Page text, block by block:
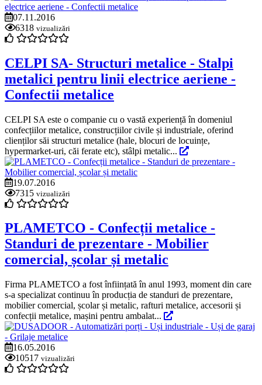
07.11.2016
6318 vizualizări
CELPI SA- Structuri metalice - Stalpi
metalici pentru linii electrice aeriene -
Confectii metalice
CELPI SA este o companie cu o vastă experiență în domeniul
confecțiilor metalice, construcțiilor civile și industriale, oferind
clienților săi structuri metalice (hale, blocuri de locuințe,
hypermarket-uri, căi ferate etc), stâlpi metalic...
19.07.2016
7315 vizualizări
PLAMETCO - Confecții metalice -
Standuri de prezentare - Mobilier
comercial, școlar și metalic
Firma PLAMETCO a fost înființată în anul 1993, moment din care
s-a specializat continuu în producția de standuri de prezentare,
mobilier comercial, școlar și metalic, rafturi metalice, accesorii și
confecții metalice, mașini pentru ambalat...
16.05.2016
10517 vizualizări